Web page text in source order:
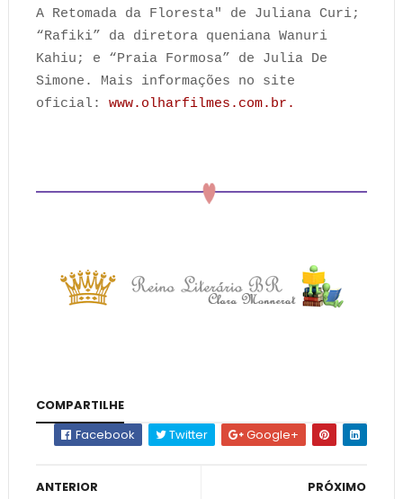
A Retomada da Floresta" de Juliana Curi;
“Rafiki” da diretora queniana Wanuri
Kahiu; e “Praia Formosa” de Julia De
Simone. Mais informações no site
oficial: www.olharfilmes.com.br.
COMPARTILHE
Facebook
Twitter Google+
PRÓXIMO
ANTERIOR